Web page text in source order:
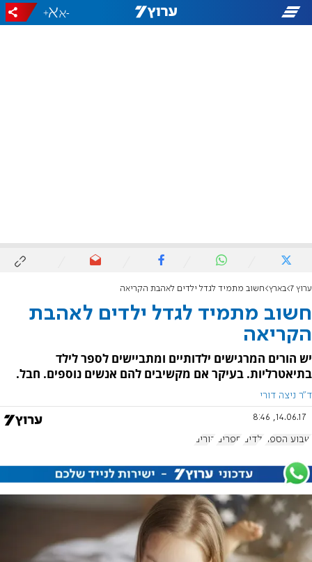
-
+
ערוץ 7 בארץ חשוב מתמיד לגדל ילדים לאהבת הקריאה
חשוב מתמיד לגדל ילדים לאהבת
הקריאה
יש הורים המרגישים ילדותיים ומתביישים לספר לילד
בתיאטרליות. בעיקר אם מקשיבים להם אנשים נוספים. חבל.
ד"ר ניצה דורי
14.06.17, 8:46
שבוע הספר ילדים ספרים הורים